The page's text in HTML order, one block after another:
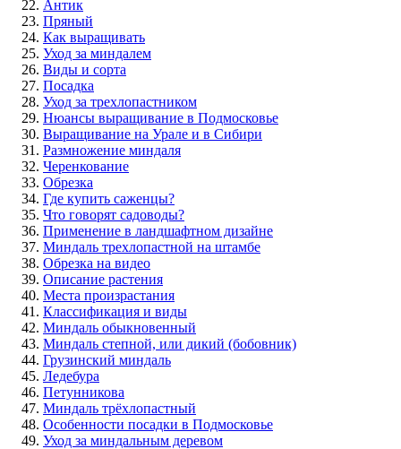
Антик
Пряный
Как выращивать
Уход за миндалем
Виды и сорта
Посадка
Уход за трехлопастником
Нюансы выращивание в Подмосковье
Выращивание на Урале и в Сибири
Размножение миндаля
Черенкование
Обрезка
Где купить саженцы?
Что говорят садоводы?
Применение в ландшафтном дизайне
Миндаль трехлопастной на штамбе
Обрезка на видео
Описание растения
Места произрастания
Классификация и виды
Миндаль обыкновенный
Миндаль степной, или дикий (бобовник)
Грузинский миндаль
Ледебура
Петунникова
Миндаль трёхлопастный
Особенности посадки в Подмосковье
Уход за миндальным деревом